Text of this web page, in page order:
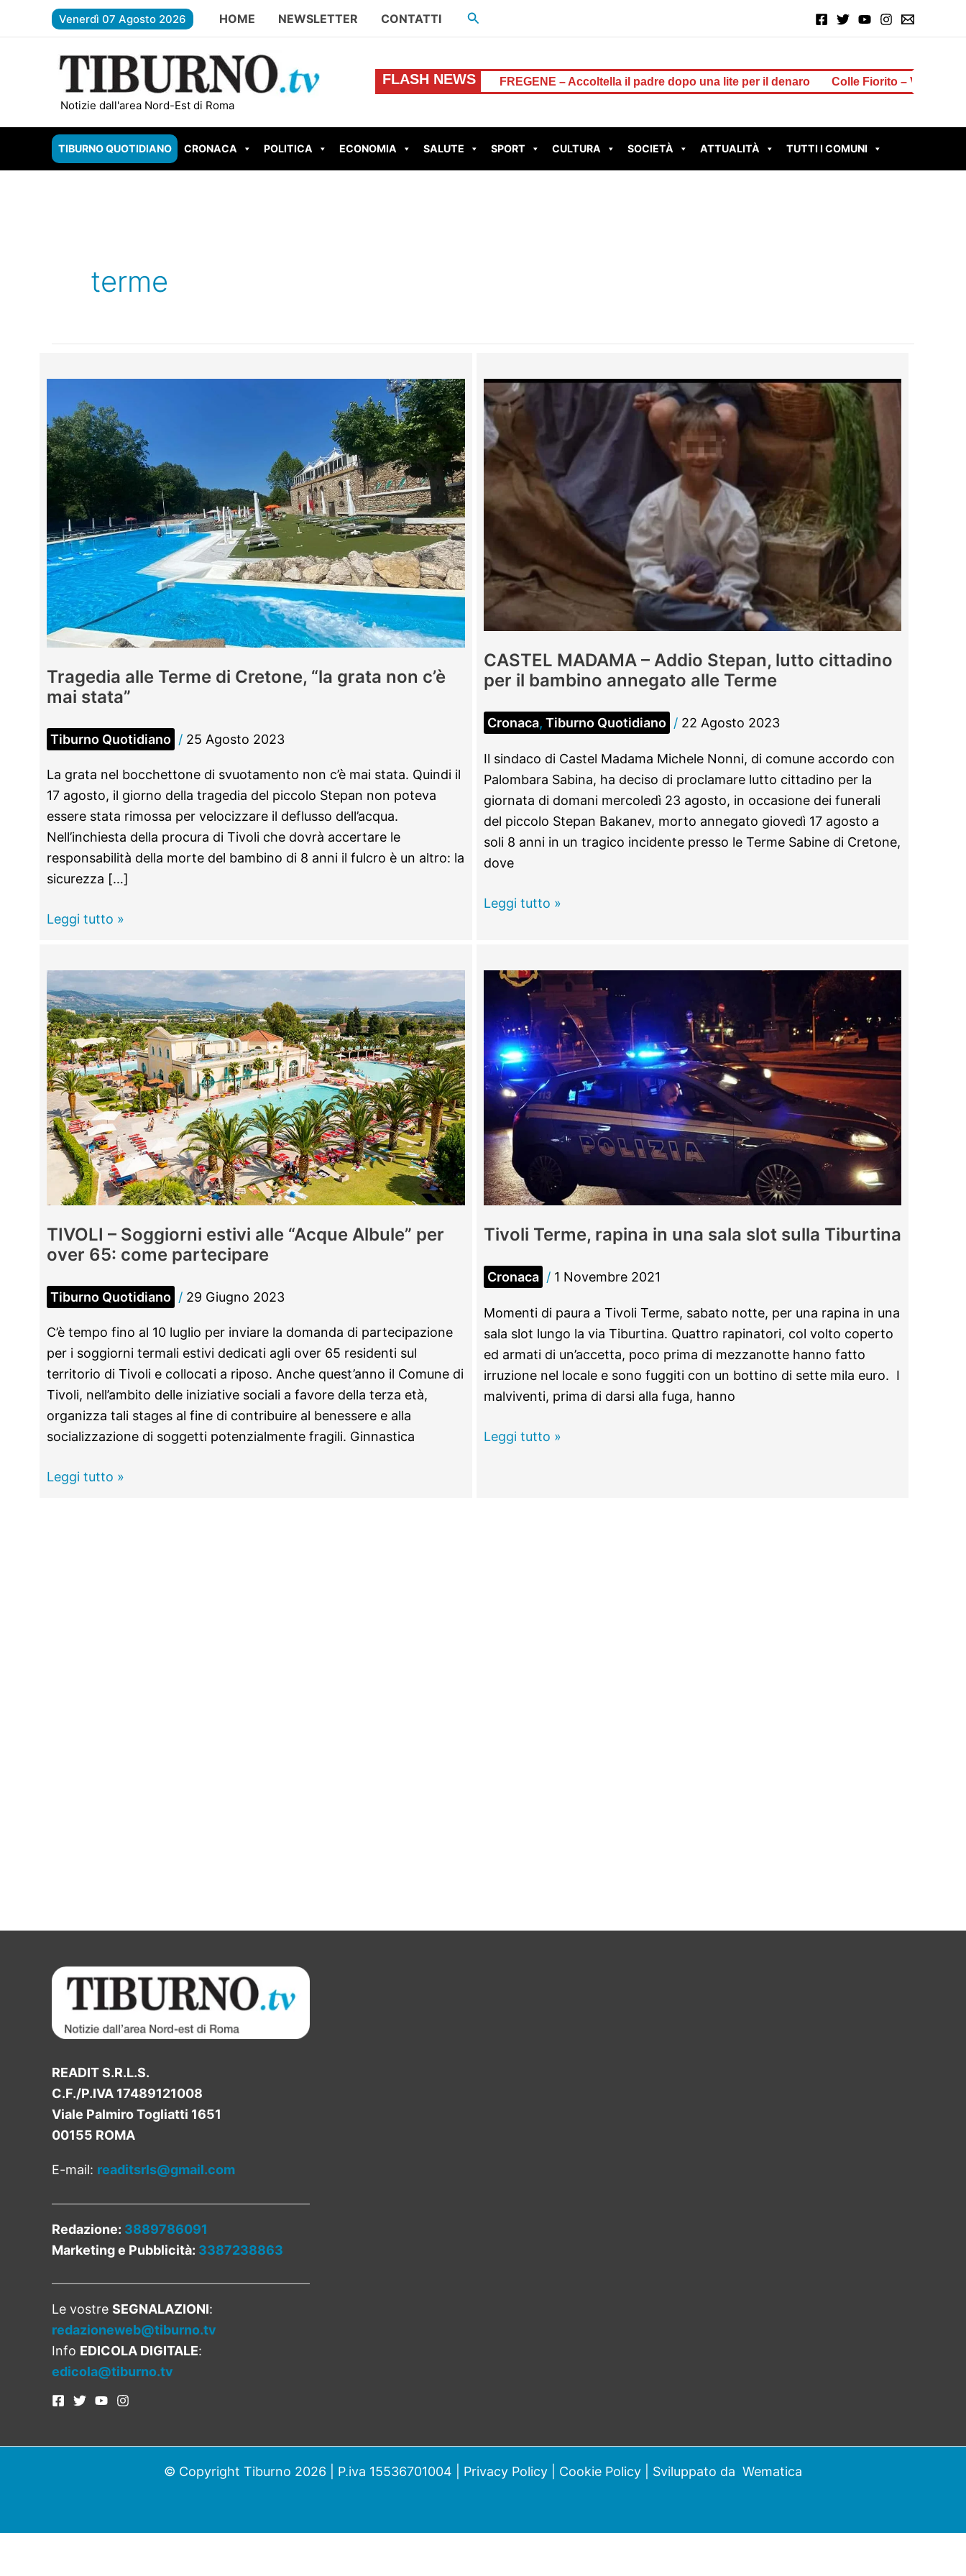
Venerdì 07 Agosto 2026 HOME NEWSLETTER CONTATTI Cerca
Notizie dall'area Nord-Est di Roma
FLASH NEWS
TIVOLI – Cesurni e Martellona, accordo Regione-Comune FREGENE – Accoltella il padre dopo una lite per il denaro Colle Fiorito – Vinti 2 milioni di euro
TIBURNO QUOTIDIANO CRONACA POLITICA ECONOMIA SALUTE SPORT CULTURA SOCIETÀ ATTUALITÀ TUTTI I COMUNI
terme
Tragedia alle Terme di Cretone, “la grata non c’è
mai stata”
Tiburno Quotidiano / 25 Agosto 2023
La grata nel bocchettone di svuotamento non c’è mai stata. Quindi il
17 agosto, il giorno della tragedia del piccolo Stepan non poteva
essere stata rimossa per velocizzare il deflusso dell’acqua.
Nell’inchiesta della procura di Tivoli che dovrà accertare le
responsabilità della morte del bambino di 8 anni il fulcro è un altro: la
sicurezza […]
Tragedia
Cretone,
“la
grata
non
c’è
mai
stata”
Leggi tutto »
CASTEL MADAMA – Addio Stepan, lutto cittadino
per il bambino annegato alle Terme
Cronaca, Tiburno Quotidiano / 22 Agosto 2023
Il sindaco di Castel Madama Michele Nonni, di comune accordo con
Palombara Sabina, ha deciso di proclamare lutto cittadino per la
giornata di domani mercoledì 23 agosto, in occasione dei funerali
del piccolo Stepan Bakanev, morto annegato giovedì 17 agosto a
soli 8 anni in un tragico incidente presso le Terme Sabine di Cretone,
dove
CASTEL
Stepan,
lutto
cittadino
per
il
bambino
annegato
alle
Terme
Leggi tutto »
TIVOLI – Soggiorni estivi alle “Acque Albule” per
over 65: come partecipare
Tiburno Quotidiano / 29 Giugno 2023
C’è tempo fino al 10 luglio per inviare la domanda di partecipazione
per i soggiorni termali estivi dedicati agli over 65 residenti sul
territorio di Tivoli e collocati a riposo. Anche quest’anno il Comune di
Tivoli, nell’ambito delle iniziative sociali a favore della terza età,
organizza tali stages al fine di contribuire al benessere e alla
socializzazione di soggetti potenzialmente fragili. Ginnastica
TIVOLI
Leggi tutto »
Tivoli Terme, rapina in una sala slot sulla Tiburtina
Cronaca / 1 Novembre 2021
Momenti di paura a Tivoli Terme, sabato notte, per una rapina in una
sala slot lungo la via Tiburtina. Quattro rapinatori, col volto coperto
ed armati di un’accetta, poco prima di mezzanotte hanno fatto
irruzione nel locale e sono fuggiti con un bottino di sette mila euro. I
malviventi, prima di darsi alla fuga, hanno
Tivoli
Leggi tutto »
READIT S.R.L.S.
C.F./P.IVA 17489121008
Viale Palmiro Togliatti 1651
00155 ROMA
E-mail: readitsrls@gmail.com
Redazione: 3889786091
Marketing e Pubblicità: 3387238863
Le vostre SEGNALAZIONI:
redazioneweb@tiburno.tv
Info EDICOLA DIGITALE:
edicola@tiburno.tv
© Copyright Tiburno 2026 | P.iva 15536701004 | Privacy Policy Cookie Policy | Sviluppato da Wematica